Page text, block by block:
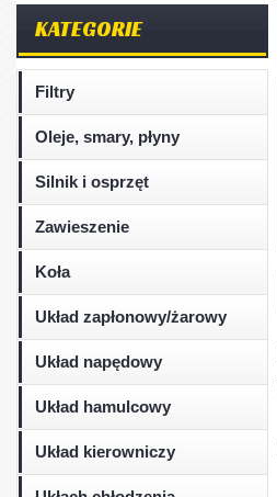
KATEGORIE
Filtry
Oleje, smary, płyny
Silnik i osprzęt
Zawieszenie
Koła
Układ zapłonowy/żarowy
Układ napędowy
Układ hamulcowy
Układ kierowniczy